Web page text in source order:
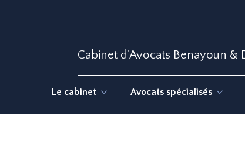
Cabinet d'Avocats Benayoun &
Le cabinet Avocats spécialisés